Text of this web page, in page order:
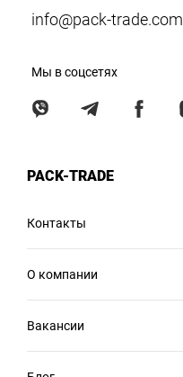
info@pack-trade.com
Мы в соцсетях
PACK-TRADE
Контакты
О компании
Вакансии